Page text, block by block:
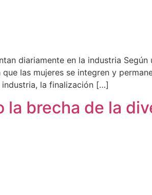
diariamente en la industria
las mujeres se integren y
la finalización […]
brecha de la